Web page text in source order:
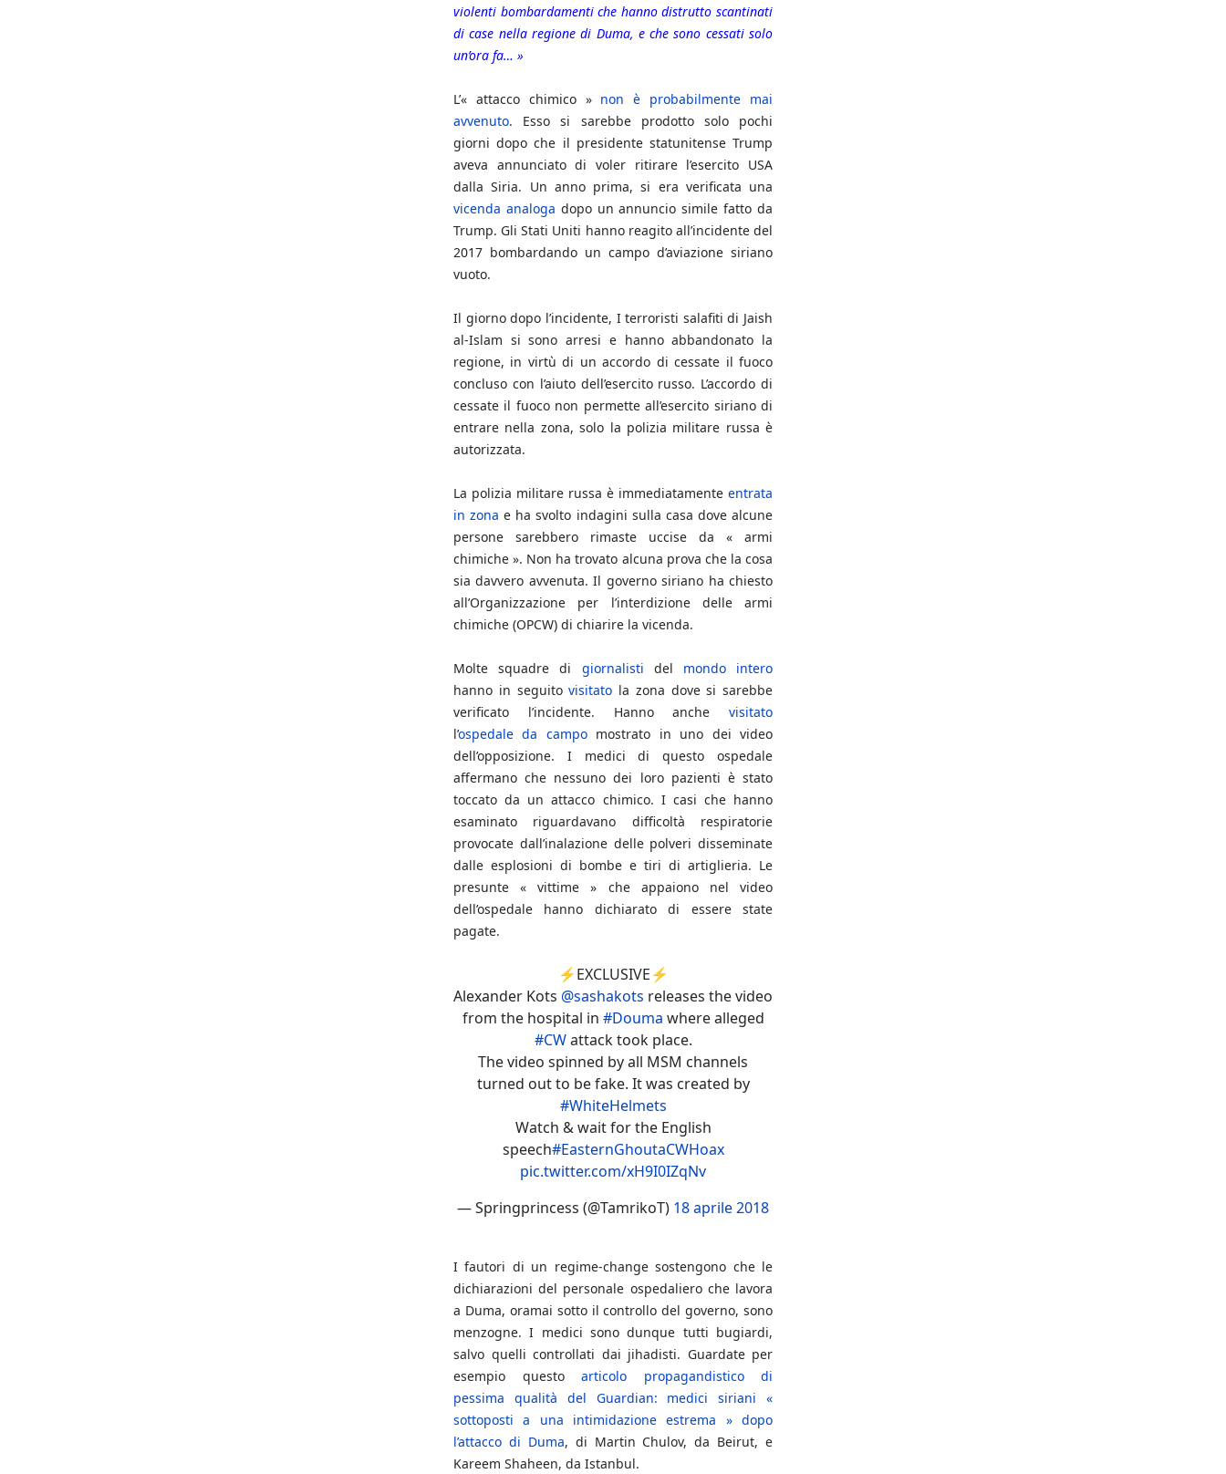
violenti bombardamenti che hanno distrutto scantinati
di case nella regione di Duma, e che sono cessati solo
un’ora fa… »
L’« attacco chimico » non è probabilmente mai
avvenuto. Esso si sarebbe prodotto solo pochi
giorni dopo che il presidente statunitense Trump
aveva annunciato di voler ritirare l’esercito USA
dalla Siria. Un anno prima, si era verificata una
vicenda analoga dopo un annuncio simile fatto da
Trump. Gli Stati Uniti hanno reagito all’incidente del
2017 bombardando un campo d’aviazione siriano
vuoto.
Il giorno dopo l’incidente, I terroristi salafiti di Jaish
al-Islam si sono arresi e hanno abbandonato la
regione, in virtù di un accordo di cessate il fuoco
concluso con l’aiuto dell’esercito russo. L’accordo di
cessate il fuoco non permette all’esercito siriano di
entrare nella zona, solo la polizia militare russa è
autorizzata.
La polizia militare russa è immediatamente entrata
in zonae ha svolto indagini sulla casa dove alcune
persone sarebbero rimaste uccise da « armi
chimiche ». Non ha trovato alcuna prova che la cosa
sia davvero avvenuta. Il governo siriano ha chiesto
all’Organizzazione per l’interdizione delle armi
chimiche (OPCW) di chiarire la vicenda.
Molte squadre di giornalisti del mondo intero
hanno in seguitovisitato la zona dove si sarebbe
verificato l’incidente. Hanno anche visitato
l’ospedale da campo mostrato in uno dei video
dell’opposizione. I medici di questo ospedale
affermano che nessuno dei loro pazienti è stato
toccato da un attacco chimico. I casi che hanno
esaminato riguardavano difficoltà respiratorie
provocate dall’inalazione delle polveri disseminate
dalle esplosioni di bombe e tiri di artiglieria. Le
presunte « vittime » che appaiono nel video
dell’ospedale hanno dichiarato di essere state
pagate.
⚡️EXCLUSIVE⚡️
Alexander Kots @sashakots releases the video
from the hospital in #Douma where alleged
#CWattack took place.
The video spinned by all MSM channels
turned out to be fake. It was created by
#WhiteHelmets
Watch & wait for the English
speech#EasternGhoutaCWHoax
pic.twitter.com/xH9I0IZqNv
— Springprincess (@TamrikoT) 18 aprile 2018
I fautori di un regime-change sostengono che le
dichiarazioni del personale ospedaliero che lavora
a Duma, oramai sotto il controllo del governo, sono
menzogne. I medici sono dunque tutti bugiardi,
salvo quelli controllati dai jihadisti. Guardate per
esempio questo articolo propagandistico di
pessima qualità del Guardian: medici siriani «
sottoposti a una intimidazione estrema » dopo
l’attacco di Duma, di Martin Chulov, da Beirut, e
Kareem Shaheen, da Istanbul.